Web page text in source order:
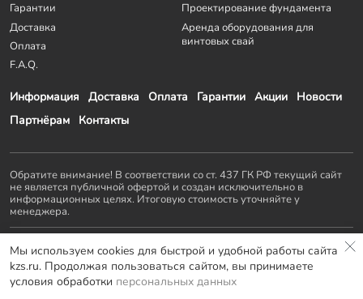
Информация Доставка Оплата Гарантии Акции
Новости
Партнёрам
Контакты
Гарантии
Доставка
Оплата
F.A.Q.
Проектирование фундамента
Аренда оборудования для
винтовых свай
Обратите внимание! В соответствии со ст. 437 ГК РФ текущий сайт
не является публичной офертой и создан исключительно в
информационных целях. Итоговую стоимость уточняйте у
менеджера.
Остальные проекты KZS GROUP
Домостроение
Заборы и ворота Септики
Террасы
Мебель LOFT
Мы используем cookies для быстрой и удобной работы сайта
kzs.ru. Продолжая пользоваться сайтом, вы принимаете
условия обработки персональных данных